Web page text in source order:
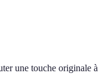
une touche originale à